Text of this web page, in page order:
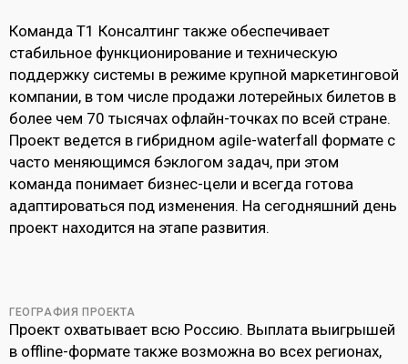
Команда Т1 Консалтинг также обеспечивает
стабильное функционирование и техническую
поддержку системы в режиме крупной маркетинговой
компании, в том числе продажи лотерейных билетов в
более чем 70 тысячах офлайн-точках по всей стране.
Проект ведется в гибридном agile-waterfall формате с
часто меняющимся бэклогом задач, при этом
команда понимает бизнес-цели и всегда готова
адаптироваться под изменения. На сегодняшний день
проект находится на этапе развития.
ГЕОГРАФИЯ ПРОЕКТА
Проект охватывает всю Россию. Выплата выигрышей
в offline-формате также возможна во всех регионах,